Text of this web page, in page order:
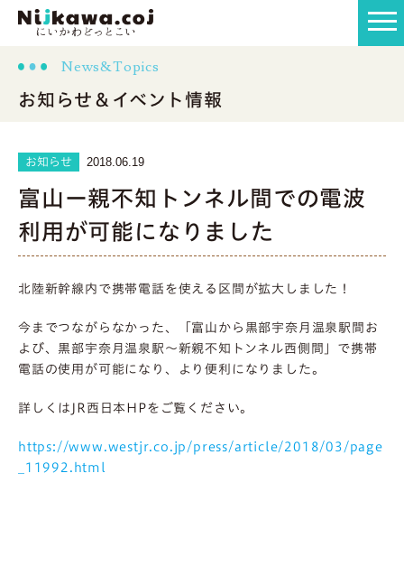
News&Topics
お知らせ＆イベント情報
お知らせ 2018.06.19
富山ー親不知トンネル間での電波
利用が可能になりました
北陸新幹線内で携帯電話を使える区間が拡大しました！
今までつながらなかった、「富山から黒部宇奈月温泉駅間お
よび、黒部宇奈月温泉駅〜新親不知トンネル西側間」で携帯
電話の使用が可能になり、より便利になりました。
詳しくはJR西日本HPをご覧ください。
https://www.westjr.co.jp/press/article/2018/03/page
_11992.html